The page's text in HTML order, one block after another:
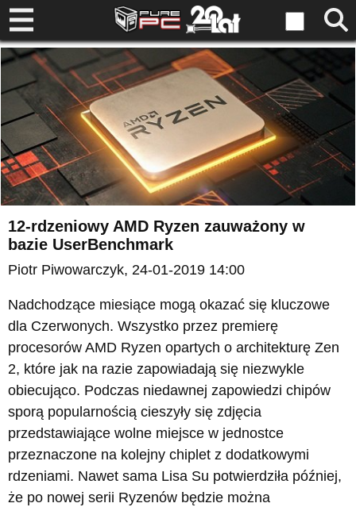
12-rdzeniowy AMD Ryzen zauważony w
bazie UserBenchmark
Piotr Piwowarczyk, 24-01-2019 14:00
Nadchodzące miesiące mogą okazać się kluczowe
dla Czerwonych. Wszystko przez premierę
procesorów AMD Ryzen opartych o architekturę Zen
2, które jak na razie zapowiadają się niezwykle
obiecująco. Podczas niedawnej zapowiedzi chipów
sporą popularnością cieszyły się zdjęcia
przedstawiające wolne miejsce w jednostce
przeznaczone na kolejny chiplet z dodatkowymi
rdzeniami. Nawet sama Lisa Su potwierdziła później,
że po nowej serii Ryzenów będzie można